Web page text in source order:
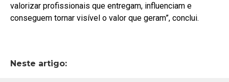
valorizar profissionais que entregam, influenciam e
conseguem tornar visível o valor que geram”, conclui.
Neste artigo: